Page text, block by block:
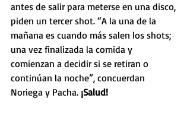
antes de salir para meterse en una disco,
piden un tercer shot. “A la una de la
mañana es cuando más salen los shots;
una vez finalizada la comida y
comienzan a decidir si se retiran o
continúan la noche”, concuerdan
Noriega y Pacha. ¡Salud!